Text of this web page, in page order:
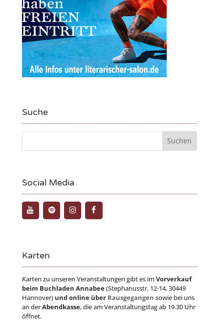
Suche
Social Media
Karten
Karten zu unseren Veranstaltungen gibt es imVorverkauf
beim Buchladen Annabee(Stephanusstr. 12-14, 30449
Hannover) und online über Rausgegangen sowie bei uns
an derAbendkasse, die am Veranstaltungstag ab 19.30 Uhr
öffnet.